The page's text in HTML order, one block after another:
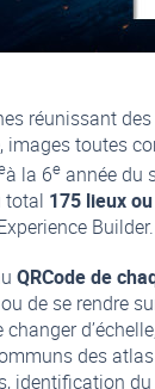
réunissant
images toutes
à la 6e année du
total 175 lieux
Builder.
QRCode de
de se rendre
changer
des
identification